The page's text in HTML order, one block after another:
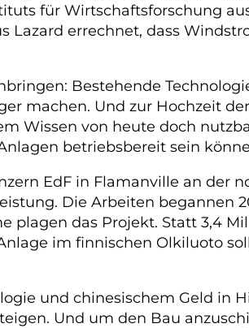
für Wirtschaftsforschung
errechnet, dass
Bestehende
machen. Und zur Hochzeit
Wissen von heute doch
betriebsbereit sein
EdF in Flamanville an der
Die Arbeiten begannen
plagen das Projekt. Statt 3,4
im finnischen Olkiluoto
und chinesischem Geld in
Und um den Bau